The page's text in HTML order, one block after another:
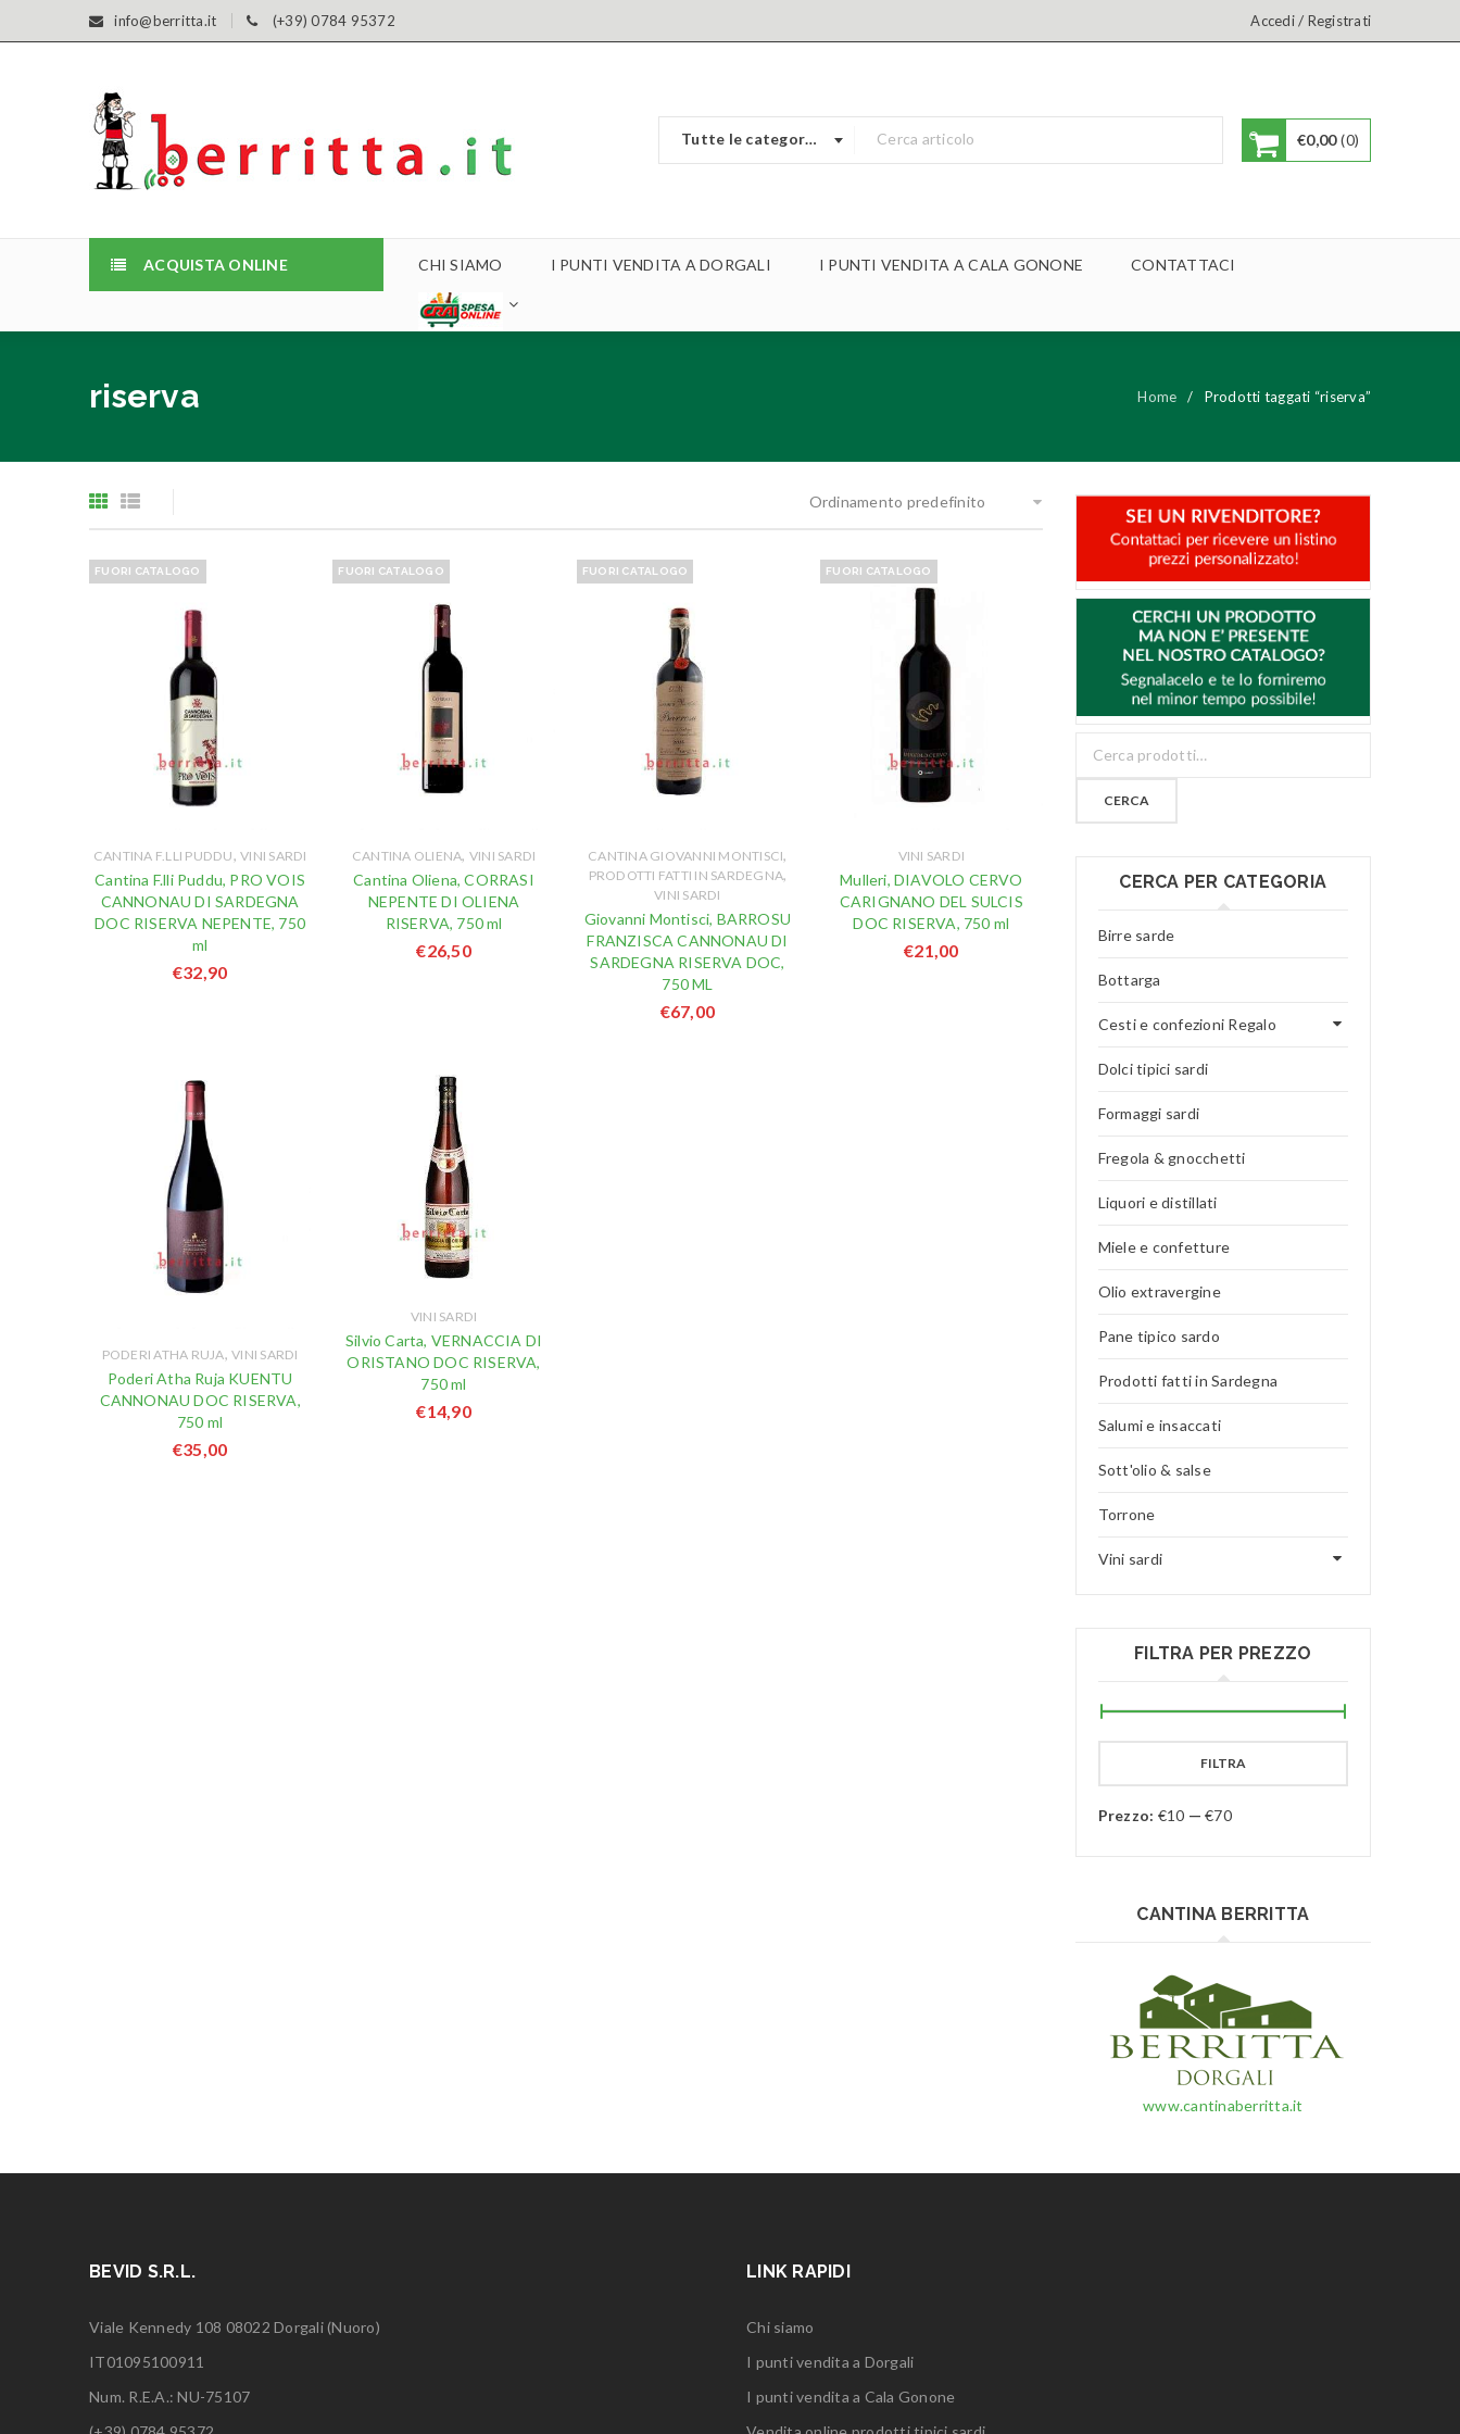
info@berritta.it (+39) 0784 95372 Accedi/ Registrati
Tutte le categorie €0,00 0
ACQUISTA ONLINE CHI SIAMO I PUNTI VENDITA A DORGALI I PUNTI VENDITA A CALA GONONE CONTATTACI
riserva Home / Prodotti taggati “riserva”
Ordinamento predefinito
FUORI CATALOGO
CANTINA F.LLI PUDDU,VINI SARDI
Cantina F.lli Puddu, PRO VOIS
CANNONAU DI SARDEGNA
DOC RISERVA NEPENTE, 750
ml
€32,90
FUORI CATALOGO
CANTINA OLIENA, VINI SARDI
Cantina Oliena, CORRASI
NEPENTE DI OLIENA
RISERVA, 750 ml
€26,50
FUORI CATALOGO
CANTINA GIOVANNI MONTISCI,
PRODOTTI FATTI IN SARDEGNA,
VINI SARDI
Giovanni Montisci, BARROSU
FRANZISCA CANNONAU DI
SARDEGNA RISERVA DOC,
750 ML
€67,00
FUORI CATALOGO
VINI SARDI
Mulleri, DIAVOLO CERVO
CARIGNANO DEL SULCIS
DOC RISERVA, 750 ml
€21,00
PODERI ATHA RUJA,VINI SARDI
Poderi Atha Ruja KUENTU
CANNONAU DOC RISERVA,
750 ml
€35,00
VINI SARDI
Silvio Carta, VERNACCIA DI
ORISTANO DOC RISERVA,
750 ml
€14,90
CERCA
CERCA PER CATEGORIA
Birre sarde
Bottarga
Cesti e confezioni Regalo
Dolci tipici sardi
Formaggi sardi
Fregola & gnocchetti
Liquori e distillati
Miele e confetture
Olio extravergine
Pane tipico sardo
Prodotti fatti in Sardegna
Salumi e insaccati
Sott'olio & salse
Torrone
Vini sardi
FILTRA PER PREZZO
FILTRA
Prezzo: €10 — €70
CANTINA BERRITTA
www.cantinaberritta.it
BEVID S.R.L.
Viale Kennedy 108 08022 Dorgali (Nuoro)
IT01095100911
Num. R.E.A.: NU-75107
LINK RAPIDI
Chi siamo
I punti vendita a Dorgali
I punti vendita a Cala Gonone